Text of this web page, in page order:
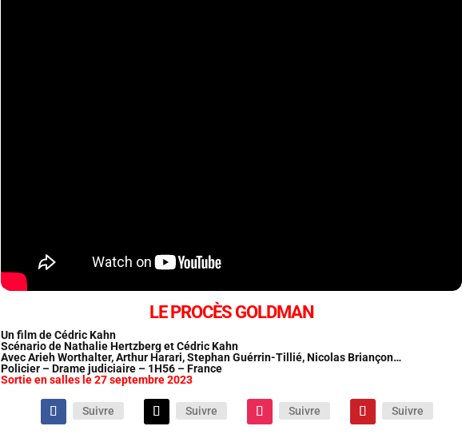
LE PROCÈS GOLDMAN
Un film de Cédric Kahn
Scénario de Nathalie Hertzberg et Cédric Kahn
Avec Arieh Worthalter, Arthur Harari, Stephan Guérrin-Tillié, Nicolas Briançon…
Policier – Drame judiciaire – 1H56 – France
Sortie en salles le 27 septembre 2023
Suivre Suivre Suivre Suivre